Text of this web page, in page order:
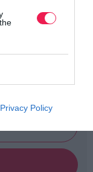
Privacy Policy